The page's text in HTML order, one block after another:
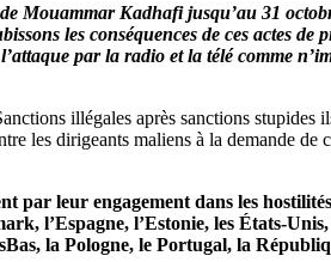
Kadhafi jusqu’au 31
les conséquences de ces actes
par la radio et la télé comme
illégales après sanctions
dirigeants maliens à la demande de
par leur engagement dans les
l’Espagne, l’Estonie, les États-
la Pologne, le Portugal, la